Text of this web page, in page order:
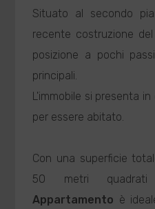
Situato al secondo
recente costruzione
posizione a pochi
principali.
L'immobile si presenta
per essere abitato.
Con una superficie
50 metri quadrati
Appartamento è